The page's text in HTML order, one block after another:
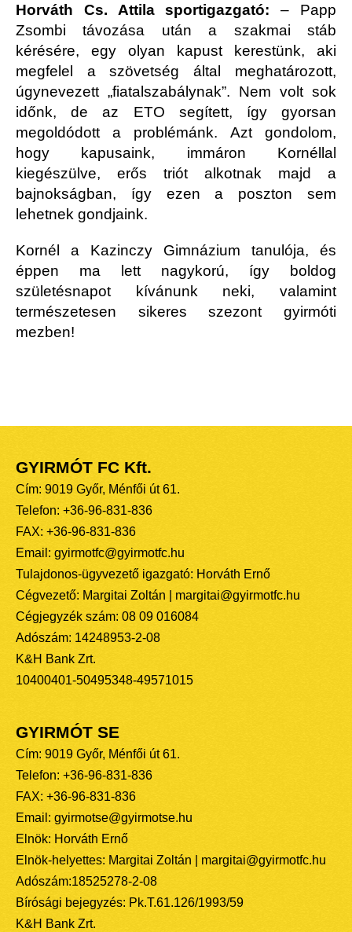
Horváth Cs. Attila sportigazgató: – Papp
Zsombi távozása után a szakmai stáb
kérésére, egy olyan kapust kerestünk, aki
megfelel a szövetség által meghatározott,
úgynevezett „fiatalszabálynak”. Nem volt sok
időnk, de az ETO segített, így gyorsan
megoldódott a problémánk. Azt gondolom,
hogy kapusaink, immáron Kornéllal
kiegészülve, erős triót alkotnak majd a
bajnokságban, így ezen a poszton sem
lehetnek gondjaink.
Kornél a Kazinczy Gimnázium tanulója, és
éppen ma lett nagykorú, így boldog
születésnapot kívánunk neki, valamint
természetesen sikeres szezont gyirmóti
mezben!
GYIRMÓT FC Kft.
Cím: 9019 Győr, Ménfői út 61.
Telefon: +36-96-831-836
FAX: +36-96-831-836
Email: gyirmotfc@gyirmotfc.hu
Tulajdonos-ügyvezető igazgató: Horváth Ernő
Cégvezető: Margitai Zoltán | margitai@gyirmotfc.hu
Cégjegyzék szám: 08 09 016084
Adószám: 14248953-2-08
K&H Bank Zrt.
10400401-50495348-49571015
GYIRMÓT SE
Cím: 9019 Győr, Ménfői út 61.
Telefon: +36-96-831-836
FAX: +36-96-831-836
Email: gyirmotse@gyirmotse.hu
Elnök: Horváth Ernő
Elnök-helyettes: Margitai Zoltán | margitai@gyirmotfc.hu
Adószám:18525278-2-08
Bírósági bejegyzés: Pk.T.61.126/1993/59
K&H Bank Zrt.